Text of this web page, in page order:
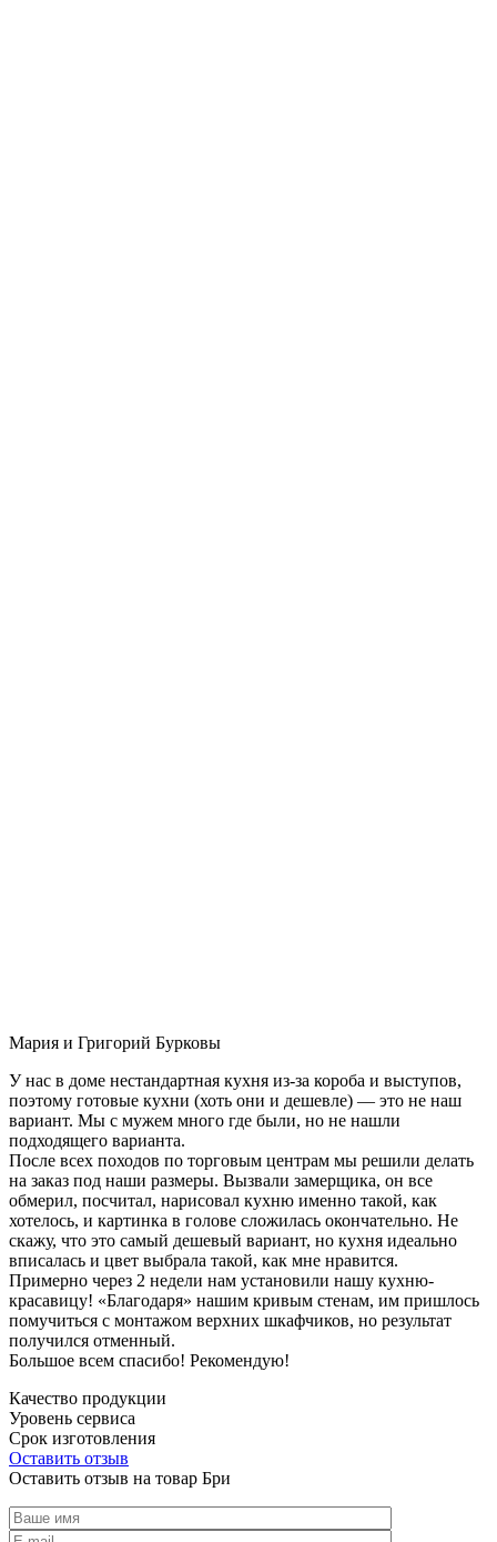
Мария и Григорий Бурковы
У нас в доме нестандартная кухня из-за короба и выступов,
поэтому готовые кухни (хоть они и дешевле) — это не наш
вариант. Мы с мужем много где были, но не нашли
подходящего варианта.
После всех походов по торговым центрам мы решили делать
на заказ под наши размеры. Вызвали замерщика, он все
обмерил, посчитал, нарисовал кухню именно такой, как
хотелось, и картинка в голове сложилась окончательно. Не
скажу, что это самый дешевый вариант, но кухня идеально
вписалась и цвет выбрала такой, как мне нравится.
Примерно через 2 недели нам установили нашу кухню-
красавицу! «Благодаря» нашим кривым стенам, им пришлось
помучиться с монтажом верхних шкафчиков, но результат
получился отменный.
Большое всем спасибо! Рекомендую!
Качество продукции
Уровень сервиса
Срок изготовления
Оставить отзыв
Оставить отзыв на товар Бри